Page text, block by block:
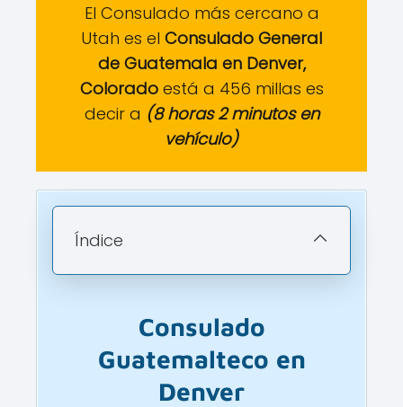
El Consulado más cercano a
Utah es el Consulado General
de Guatemala en Denver,
Coloradoestá a 456 millas es
decir a (8 horas 2 minutos en
vehículo)
Índice
Consulado
Guatemalteco en
Denver